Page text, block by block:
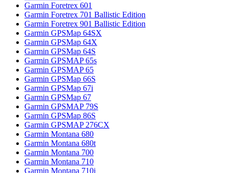
Garmin Foretrex 601
Garmin Foretrex 701 Ballistic Edition
Garmin Foretrex 901 Ballistic Edition
Garmin GPSMap 64SX
Garmin GPSMap 64X
Garmin GPSMap 64S
Garmin GPSMAP 65s
Garmin GPSMAP 65
Garmin GPSMap 66S
Garmin GPSMap 67i
Garmin GPSMap 67
Garmin GPSMAP 79S
Garmin GPSMap 86S
Garmin GPSMAP 276CX
Garmin Montana 680
Garmin Montana 680t
Garmin Montana 700
Garmin Montana 710
Garmin Montana 710i